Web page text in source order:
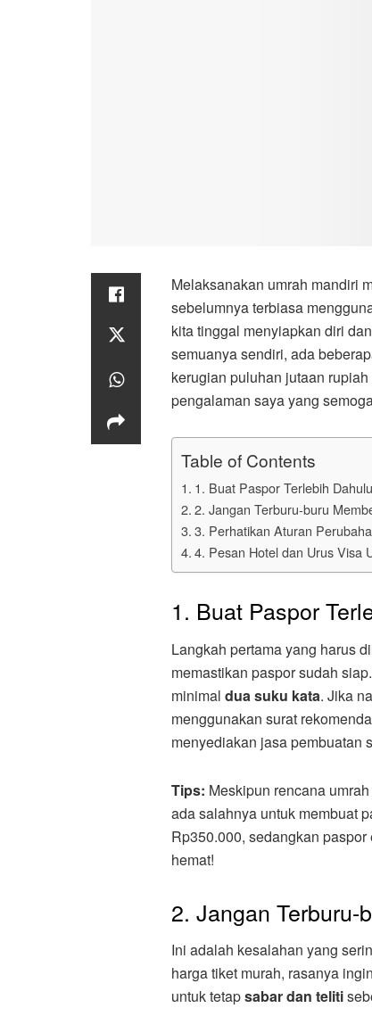
Melaksanakan umrah mandiri
sebelumnya terbiasa
kita tinggal menyiapkan diri
semuanya sendiri, ada
kerugian puluhan jutaan
pengalaman saya yang
Table of Contents
1. Buat Paspor Terlebih Dahulu
2. Jangan Terburu-buru
3. Perhatikan Aturan
4. Pesan Hotel dan Urus Visa
1. Buat Paspor
Langkah pertama yang harus
memastikan paspor sudah
minimal dua suku kata. Jika
menggunakan surat
menyediakan jasa pembuatan
Tips: Meskipun rencana
ada salahnya untuk membuat
Rp350.000, sedangkan
hemat!
2. Jangan
Ini adalah kesalahan yang
harga tiket murah, rasanya
untuk tetapsabar dan teliti